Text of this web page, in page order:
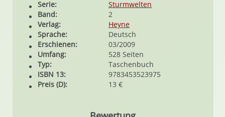
Serie:
Sturmwelten
Band:
2
Verlag:
Heyne
Sprache:
Deutsch
Erschienen:
03/2009
Umfang:
528 Seiten
Typ:
Taschenbuch
ISBN 13:
9783453523975
Preis (D):
13 €